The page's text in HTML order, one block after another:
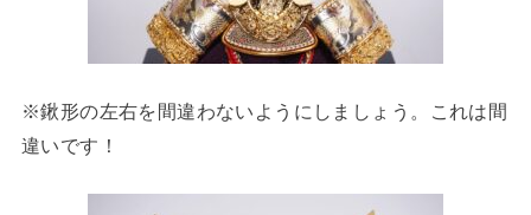
※鍬形の左右を間違わないようにしましょう。これは間
違いです！